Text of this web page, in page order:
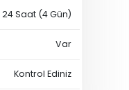
24 Saat (4 Gün)
Var
Kontrol Ediniz